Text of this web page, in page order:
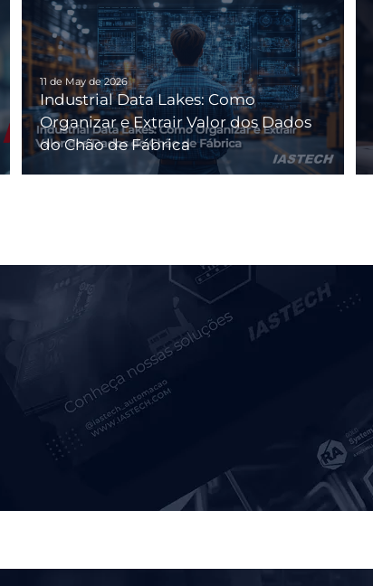
11 de May de 2026
Industrial Data Lakes: Como
Organizar e Extrair Valor dos Dados
do Chão de Fábrica